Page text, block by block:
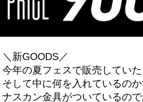
＼新GOODS／
今年の夏フェスで販売してい
そして中に何を入れているの
ナスカン金具がついているの